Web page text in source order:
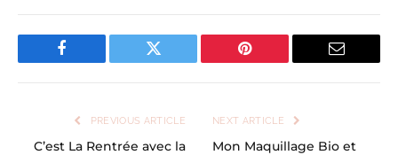
Facebook Twitter Pinterest Email
PREVIOUS ARTICLE
C’est La Rentrée avec la
NEXT ARTICLE
Mon Maquillage Bio et